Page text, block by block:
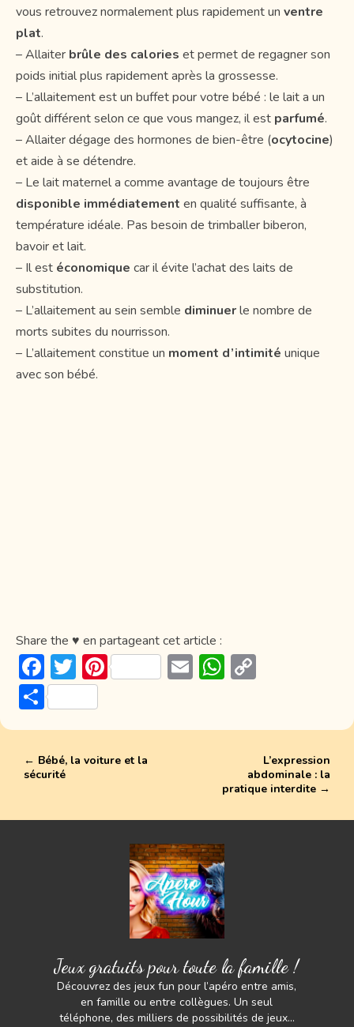
vous retrouvez normalement plus rapidement un ventre
plat.
– Allaiter brûle des calories et permet de regagner son
poids initial plus rapidement après la grossesse.
– L’allaitement est un buffet pour votre bébé : le lait a un
goût différent selon ce que vous mangez, il est parfumé.
– Allaiter dégage des hormones de bien-être (ocytocine)
et aide à se détendre.
– Le lait maternel a comme avantage de toujours être
disponible immédiatement en qualité suffisante, à
température idéale. Pas besoin de trimballer biberon,
bavoir et lait.
– Il est économique car il évite l’achat des laits de
substitution.
– L’allaitement au sein semble diminuerle nombre de
morts subites du nourrisson.
– L’allaitement constitue un moment d’intimité unique
avec son bébé.
Share the ♥ en partageant cet article :
F
ac
e
o
T
w
itt
Pi
st
E W
p
p
Li
n
k
P
ar
ta
g
← Bébé, la voiture et la
sécurité
L’expression
abdominale : la
pratique interdite →
Jeux gratuits pour toute la famille !
Découvrez des jeux fun pour l’apéro entre amis,
en famille ou entre collègues. Un seul
téléphone, des milliers de possibilités de jeux...